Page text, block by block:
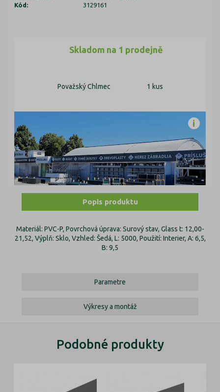
Kód:
3129161
Skladom na 1 prodejně
Považský Chlmec 1 kus
Popis produktu
Materiál: PVC-P, Povrchová úprava: Surový stav, Glass t: 12,00-
21,52, Výplň: Sklo, Vzhled: Šedá, L: 5000, Použití: Interier, A: 6,5,
B: 9,5
Parametre
Výkresy a montáž
Podobné produkty